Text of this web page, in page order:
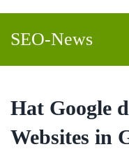
SEO-News
Hat Google
Websites in